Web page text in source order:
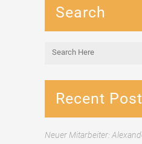
Search
Recent
Neuer Mitarbeiter: